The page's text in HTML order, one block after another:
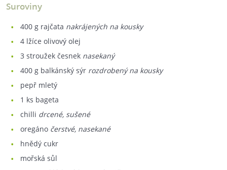
Suroviny
400 g rajčata nakrájených na kousky
4 lžíce olivový olej
3 stroužek česnek nasekaný
400 g balkánský sýr rozdrobený na kousky
pepř mletý
1 ks bageta
chilli drcené, sušené
oregáno čerstvé, nasekané
hnědý cukr
mořská sůl